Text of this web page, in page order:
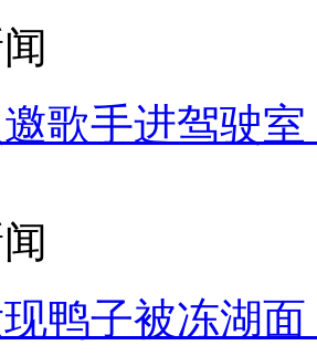
歌手进驾驶
鸭子被冻湖